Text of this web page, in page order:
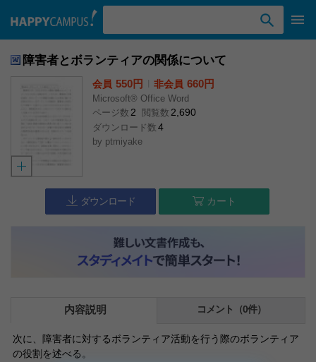
障害者とボランティアの関係について
会員 550円 非会員 660円
Microsoft® Office Word
ページ数 2 閲覧数 2,690
ダウンロード数 4
by ptmiyake
ダウンロード カート
内容説明 コメント（0件）
次に、障害者に対するボランティア活動を行う際のボランティア
の役割を述べる。